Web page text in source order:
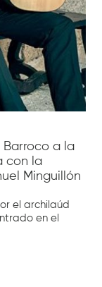
Barroco a la
con la
Minguillón
el archilaúd
en el